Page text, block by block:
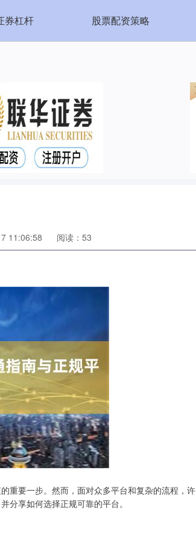
券杠杆 股票配资策略
11:06:58 阅读：53
重要一步。然而，面对众多平台和复杂的流程，许
分享如何选择正规可靠的平台。